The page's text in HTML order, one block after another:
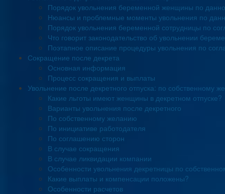
Порядок увольнения беременной женщины по
Нюансы и проблемные моменты увольнения по
Порядок увольнения беременной сотрудницы по
Что говорит законодательство об увольнении
Поэтапное описание процедуры увольнения по
Сокращение после декрета
Основная информация
Процесс сокращения и выплаты
Увольнение после декретного отпуска: по
Какие льготы имеют женщины в декретном отпуске?
Варианты увольнения после декретного
По собственному желанию
По инициативе работодателя
По соглашению сторон
В случае сокращения
В случае ликвидации компании
Особенности увольнения декретницы по
Какие выплаты и компенсации положены?
Особенности расчетов